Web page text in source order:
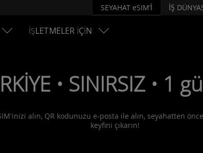
SEYAHAT eSIM’İ İŞ
İŞLETMELER İÇİN
• SINIRSIZ • 1
alın, QR kodunuzu e-posta ile alın, seyahatten
keyfini çıkarın!